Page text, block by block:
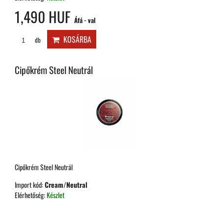
1,490 HUF Áfá - val
db KOSÁRBA
Cipőkrém Steel Neutrál
Cipőkrém Steel Neutrál
Import kód:Cream/Neutral
Elérhetőség:Készlet